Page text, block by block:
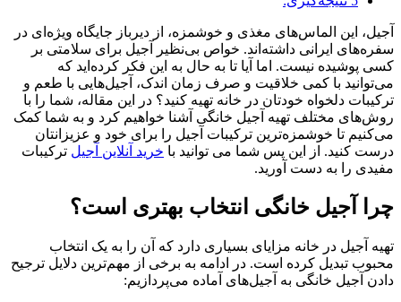
آجیل، این الماس‌های مغذی و خوشمزه، از دیرباز جایگاه ویژه‌ای در
سفره‌های ایرانی داشته‌اند. خواص بی‌نظیر آجیل برای سلامتی بر
کسی پوشیده نیست. اما آیا تا به حال به این فکر کرده‌اید که
می‌توانید با کمی خلاقیت و صرف زمان اندک، آجیل‌هایی با طعم و
ترکیبات دلخواه خودتان در خانه تهیه کنید؟ در این مقاله، شما را با
روش‌های مختلف تهیه آجیل خانگی آشنا خواهیم کرد و به شما کمک
می‌کنیم تا خوشمزه‌ترین ترکیبات آجیل را برای خود و عزیزانتان
درست کنید. از این پس شما می توانید با خرید آنلاین آجیل ترکیبات
مفیدی را به دست آورید.
چرا آجیل خانگی انتخاب بهتری است؟
تهیه آجیل در خانه مزایای بسیاری دارد که آن را به یک انتخاب
محبوب تبدیل کرده است. در ادامه به برخی از مهم‌ترین دلایل ترجیح
دادن آجیل خانگی به آجیل‌های آماده می‌پردازیم: